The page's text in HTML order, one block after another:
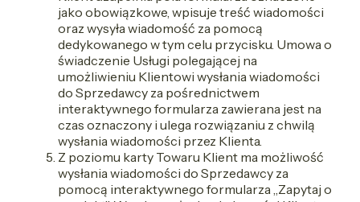
jako obowiązkowe, wpisuje treść wiadomości
oraz wysyła wiadomość za pomocą
dedykowanego w tym celu przycisku. Umowa o
świadczenie Usługi polegającej na
umożliwieniu Klientowi wysłania wiadomości
do Sprzedawcy za pośrednictwem
interaktywnego formularza zawierana jest na
czas oznaczony i ulega rozwiązaniu z chwilą
wysłania wiadomości przez Klienta.
Z poziomu karty Towaru Klient ma możliwość
wysłania wiadomości do Sprzedawcy za
pomocą interaktywnego formularza „Zapytaj o